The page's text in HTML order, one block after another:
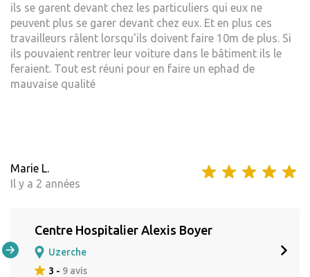
ils se garent devant chez les particuliers qui eux ne
peuvent plus se garer devant chez eux. Et en plus ces
travailleurs râlent lorsqu'ils doivent faire 10m de plus. Si
ils pouvaient rentrer leur voiture dans le bâtiment ils le
feraient. Tout est réuni pour en faire un ephad de
mauvaise qualité
Marie L.
Il y a 2 années
Centre Hospitalier Alexis Boyer
Uzerche
3 - 9 avis